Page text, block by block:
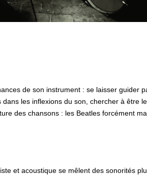
de son instrument : se laisser guider
les inflexions du son, chercher à être
des chansons : les Beatles forcément
et acoustique se mêlent des sonorités